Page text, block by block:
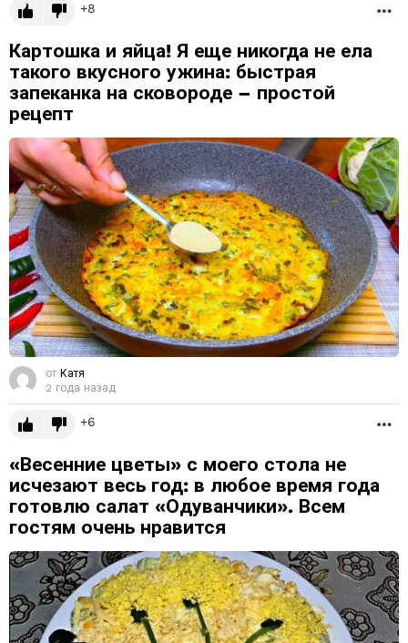
8
Картошка и яйца! Я еще никогда не ела
такого вкусного ужина: быстрая
запеканка на сковороде – простой
рецепт
от Катя
2 года назад
6
«Весенние цветы» с моего стола не
исчезают весь год: в любое время года
готовлю салат «Одуванчики». Всем
гостям очень нравится